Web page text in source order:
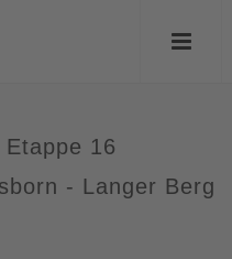
16
- Langer Berg